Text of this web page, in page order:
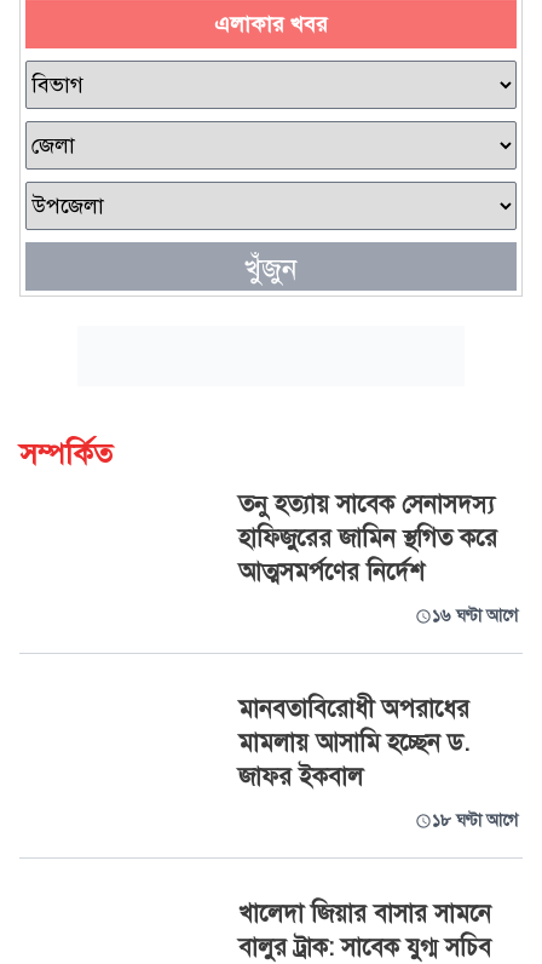
এলাকার খবর
খুঁজুন
সম্পর্কিত
তনু হত্যায় সাবেক সেনাসদস্য
হাফিজুরের জামিন স্থগিত করে
আত্মসমর্পণের নির্দেশ
১৬ ঘণ্টা আগে
মানবতাবিরোধী অপরাধের
মামলায় আসামি হচ্ছেন ড.
জাফর ইকবাল
১৮ ঘণ্টা আগে
খালেদা জিয়ার বাসার সামনে
বালুর ট্রাক: সাবেক যুগ্ম সচিব